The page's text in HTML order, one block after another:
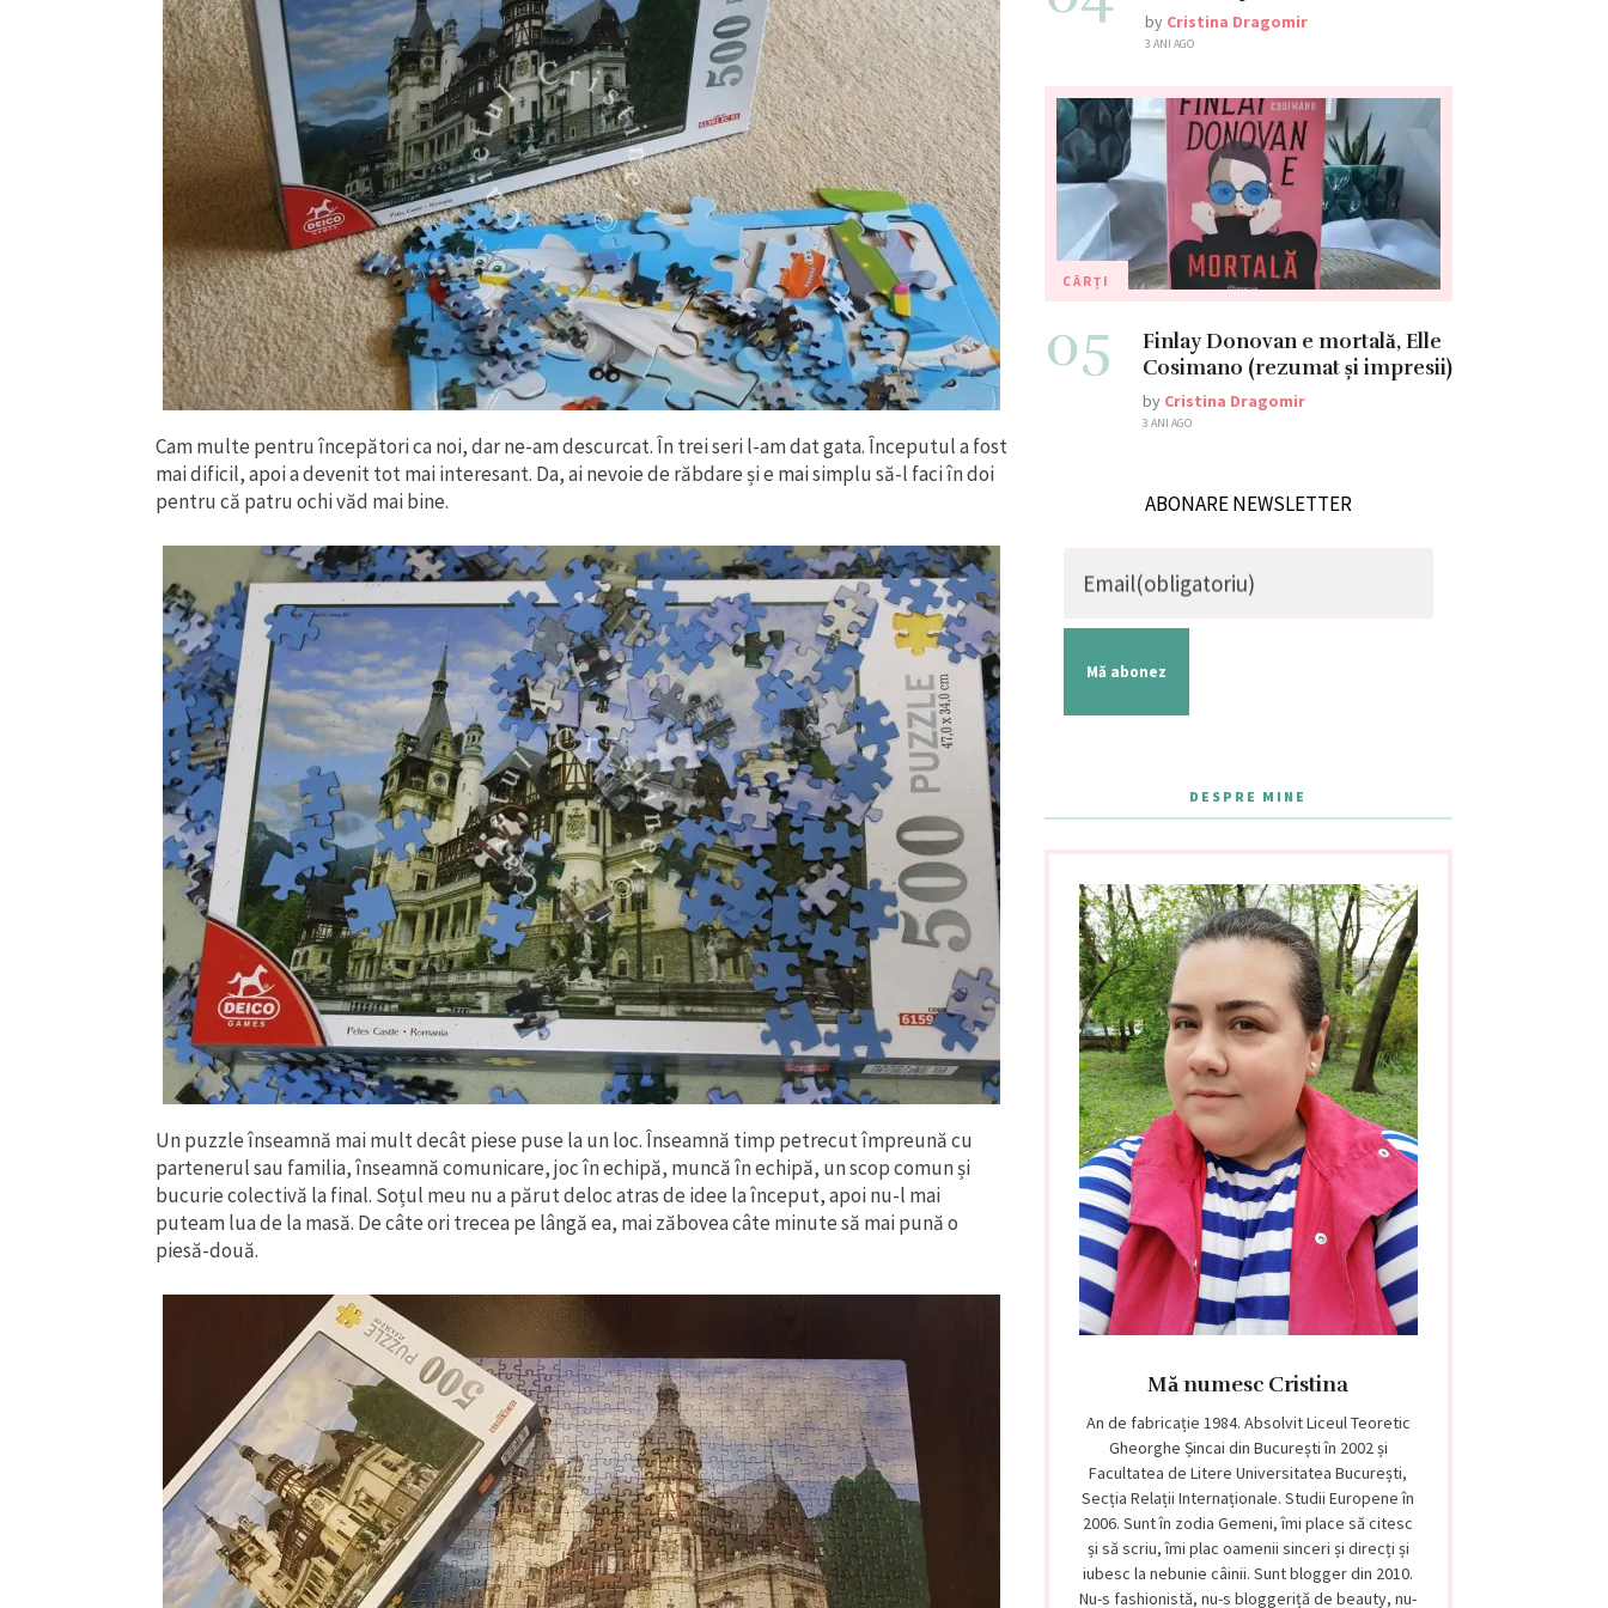
Cam multe pentru începători ca noi, dar ne-am descurcat. În trei seri l-am dat gata. Începutul a fost
mai dificil, apoi a devenit tot mai interesant. Da, ai nevoie de răbdare și e mai simplu să-l faci în doi
pentru că patru ochi văd mai bine.
Un puzzle înseamnă mai mult decât piese puse la un loc. Înseamnă timp petrecut împreună cu
partenerul sau familia, înseamnă comunicare, joc în echipă, muncă în echipă, un scop comun și
bucurie colectivă la final. Soțul meu nu a părut deloc atras de idee la început, apoi nu-l mai
puteam lua de la masă. De câte ori trecea pe lângă ea, mai zăbovea câte minute să mai pună o
piesă-două.
by Cristina Dragomir
3 ANI AGO
CĂRȚI
05
Finlay Donovan e mortală, Elle
Cosimano (rezumat și impresii)
by Cristina Dragomir
3 ANI AGO
ABONARE NEWSLETTER
Email(obligatoriu)
Mă abonez
DESPRE MINE
Mă numesc Cristina
An de fabricație 1984. Absolvit Liceul Teoretic
Gheorghe Șincai din București în 2002 și
Facultatea de Litere Universitatea București,
Secția Relații Internaționale. Studii Europene în
2006. Sunt în zodia Gemeni, îmi place să citesc
și să scriu, îmi plac oamenii sinceri și direcți și
iubesc la nebunie câinii. Sunt blogger din 2010.
Nu-s fashionistă, nu-s bloggeriță de beauty, nu-